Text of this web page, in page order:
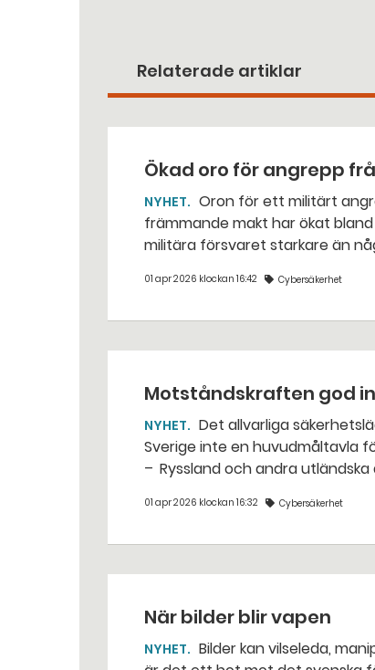
Relaterade artiklar
Ökad oro för angrepp
NYHET
främmande makt har ökat bland den svenska
militära försvaret starkare än
01 apr 2026 klockan 16:42 Cybersäkerhet
Motståndskraften god
NYHET
Sverige inte en huvudmåltavla
– Ryssland och andra
01 apr 2026 klockan 16:32 Cybersäkerhet
När bilder blir vapen
NYHET